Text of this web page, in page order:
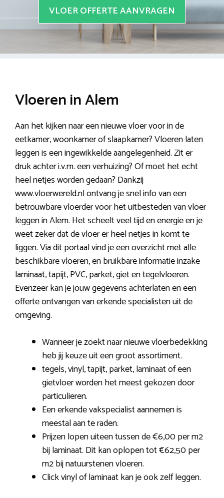
VLOER OFFERTE AANVRAGEN
Vloeren in Alem
Aan het kijken naar een nieuwe vloer voor in de
eetkamer, woonkamer of slaapkamer? Vloeren laten
leggen is een ingewikkelde aangelegenheid. Zit er
druk achter i.v.m. een verhuizing? Of moet het echt
heel netjes worden gedaan? Dankzij
www.vloerwereld.nl ontvang je snel info van een
betrouwbare vloerder voor het uitbesteden van vloer
leggen in Alem. Het scheelt veel tijd en energie en je
weet zeker dat de vloer er heel netjes in komt te
liggen. Via dit portaal vind je een overzicht met alle
beschikbare vloeren, en bruikbare informatie inzake
laminaat, tapijt, PVC, parket, giet en tegelvloeren.
Evenzeer kan je jouw gegevens achterlaten en een
offerte ontvangen van erkende specialisten uit de
omgeving.
Wanneer je zoekt naar nieuwe vloerbedekking
heb jij keuze uit een groot assortiment.
tegels, vinyl, tapijt, parket, laminaat of een
gietvloer worden het meest gekozen door
particulieren.
Een erkende vakspecialist aannemen is
meestal aan te raden.
Prijzen lopen uiteen tussen de €6,00 per m2
bij laminaat. Dit kan oplopen tot €62,50 per
m2 bij natuurstenen vloeren.
Click vinyl of laminaat kan je ook zelf leggen.